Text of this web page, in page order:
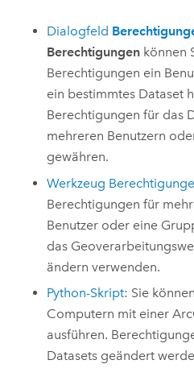
Dialogfeld
Berechtigungen können
Berechtigungen ein
ein bestimmtes Dataset
Berechtigungen für das
mehreren Benutzern
gewähren.
Werkzeug
Berechtigungen für
Benutzer oder eine
das
ändern verwenden.
Python-Skript: Sie
Computern mit einer
ausführen.
Datasets geändert